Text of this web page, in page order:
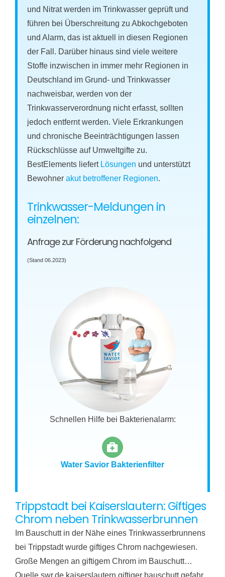
und Nitrat werden im Trinkwasser geprüft und
führen bei Überschreitung zu Abkochgeboten
und Alarm, das ist aktuell in diesen Regionen
der Fall. Darüber hinaus sind viele weitere
Stoffe inzwischen in immer mehr Regionen in
Deutschland im Grund- und Trinkwasser
nachweisbar, werden von der
Trinkwasserverordnung nicht erfasst, sollten
jedoch entfernt werden. Viele Erkrankungen
und chronische Beeinträchtigungen lassen
Rückschlüsse auf Umweltgifte zu.
BestElements liefert Lösungen und unterstützt
Bewohnerakut betroffener Regionen.
Trinkwasser-Meldungen in
einzelnen:
Anfrage zur Förderung nachfolgend
(Stand 06.2023)
Schnellen Hilfe bei Bakterienalarm:
Water Savior Bakterienfilter
Trippstadt bei Kaiserslautern: Giftiges
Chrom neben Trinkwasserbrunnen
Im Bauschutt in der Nähe eines Trinkwasserbrunnens
bei Trippstadt wurde giftiges Chrom nachgewiesen.
Große Mengen an giftigem Chrom im Bauschutt…
Quelle swr.de kaiserslautern giftiger bauschutt gefahr